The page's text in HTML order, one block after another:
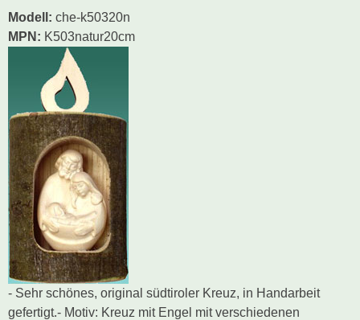
Modell : che-k50320n
MPN: K503natur20cm
- Sehr schönes, original südtiroler Kreuz, in Handarbeit
gefertigt.- Motiv: Kreuz mit Engel mit verschiedenen